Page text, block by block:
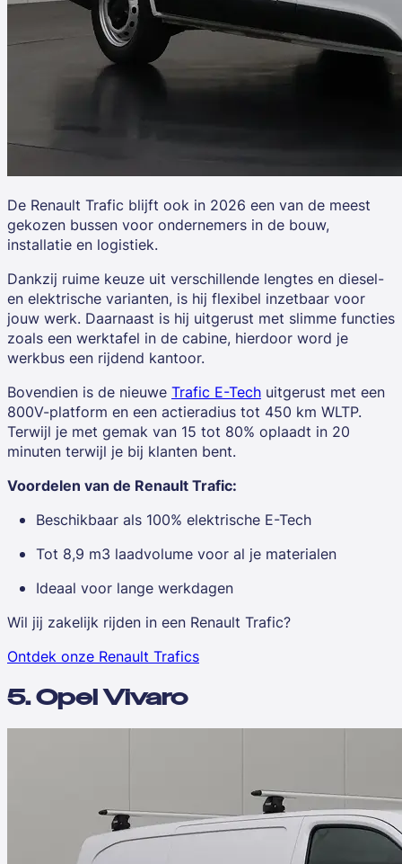
De Renault Trafic blijft ook in 2026 een van de meest
gekozen bussen voor ondernemers in de bouw,
installatie en logistiek.
Dankzij ruime keuze uit verschillende lengtes en diesel-
en elektrische varianten, is hij flexibel inzetbaar voor
jouw werk. Daarnaast is hij uitgerust met slimme functies
zoals een werktafel in de cabine, hierdoor word je
werkbus een rijdend kantoor.
Bovendien is de nieuwe Trafic E-Tech uitgerust met een
800V-platform en een actieradius tot 450 km WLTP.
Terwijl je met gemak van 15 tot 80% oplaadt in 20
minuten terwijl je bij klanten bent.
Voordelen van de Renault Trafic:
Beschikbaar als 100% elektrische E-Tech
Tot 8,9 m3 laadvolume voor al je materialen
Ideaal voor lange werkdagen
Wil jij zakelijk rijden in een Renault Trafic?
Ontdek onze Renault Trafics
5. Opel Vivaro